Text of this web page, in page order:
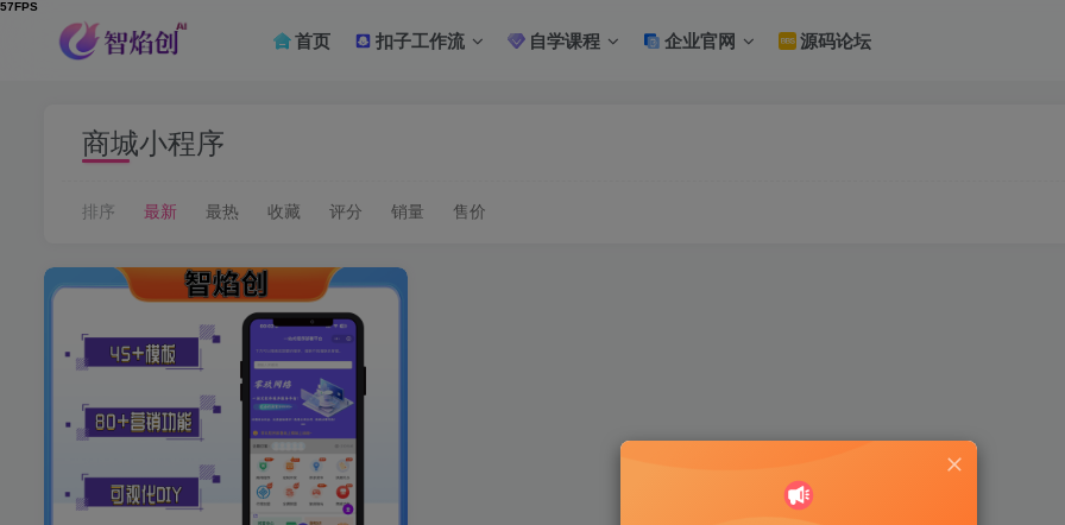
首页 扣子工作流 自学课程 企业官网 源码论坛
商城小程序
排序 最新 最热 收藏 评分 销量 售价